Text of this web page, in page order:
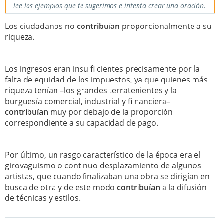
lee los ejemplos que te sugerimos e intenta crear una oración.
Los ciudadanos no contribuían proporcionalmente a su
riqueza.
Los ingresos eran insu fi cientes precisamente por la
falta de equidad de los impuestos, ya que quienes más
riqueza tenían –los grandes terratenientes y la
burguesía comercial, industrial y fi nanciera–
contribuían muy por debajo de la proporción
correspondiente a su capacidad de pago.
Por último, un rasgo característico de la época era el
girovaguismo o continuo desplazamiento de algunos
artistas, que cuando ﬁnalizaban una obra se dirigían en
busca de otra y de este modo contribuían a la difusión
de técnicas y estilos.